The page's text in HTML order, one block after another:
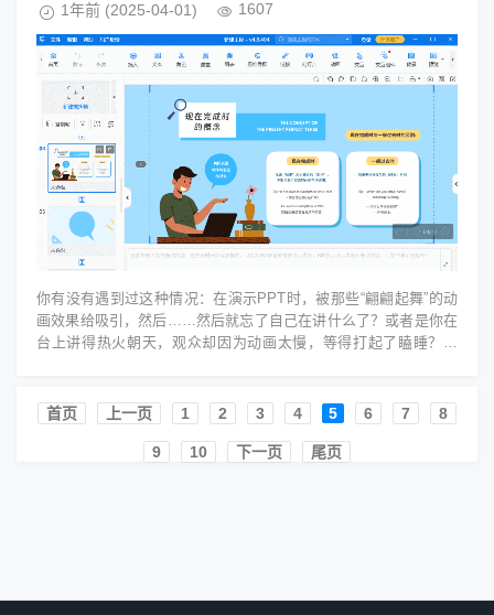
1年前 (2025-04-01) 1607
你有没有遇到过这种情况：在演示PPT时，被那些“翩翩起舞”的动
画效果给吸引，然后……然后就忘了自己在讲什么了？或者是你在
台上讲得热火朝天，观众却因为动画太慢，等得打起了瞌睡？哈
首页️ 上一页 1 2 3 4 5 6 7 8
9 10 下一页 尾页